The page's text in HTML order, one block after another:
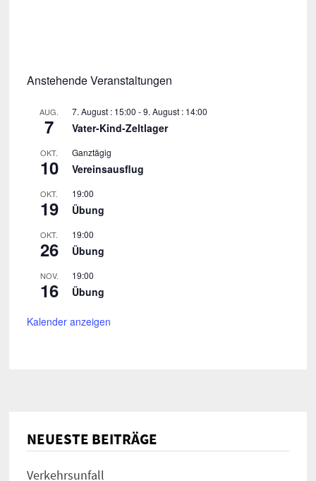
Anstehende Veranstaltungen
AUG.
7
7. August : 15:00 -9. August : 14:00
Vater-Kind-Zeltlager
OKT.
10
Ganztägig
Vereinsausflug
OKT.
19
19:00
Übung
OKT.
26
19:00
Übung
NOV.
16
19:00
Übung
Kalender anzeigen
NEUESTE BEITRÄGE
Verkehrsunfall